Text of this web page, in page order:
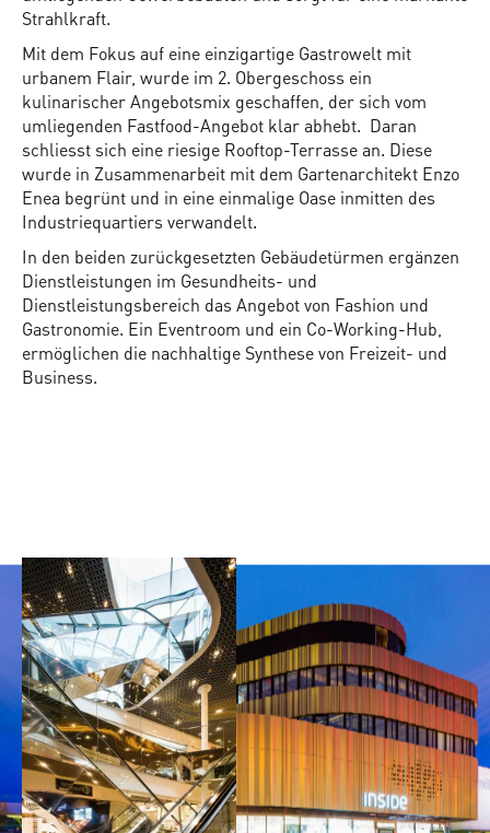
Strahlkraft.
Mit dem Fokus auf eine einzigartige Gastrowelt mit
urbanem Flair, wurde im 2. Obergeschoss ein
kulinarischer Angebotsmix geschaffen, der sich vom
umliegenden Fastfood-Angebot klar abhebt. Daran
schliesst sich eine riesige Rooftop-Terrasse an. Diese
wurde in Zusammenarbeit mit dem Gartenarchitekt Enzo
Enea begrünt und in eine einmalige Oase inmitten des
Industriequartiers verwandelt.
In den beiden zurückgesetzten Gebäudetürmen ergänzen
Dienstleistungen im Gesundheits- und
Dienstleistungsbereich das Angebot von Fashion und
Gastronomie. Ein Eventroom und ein Co-Working-Hub,
ermöglichen die nachhaltige Synthese von Freizeit- und
Business.